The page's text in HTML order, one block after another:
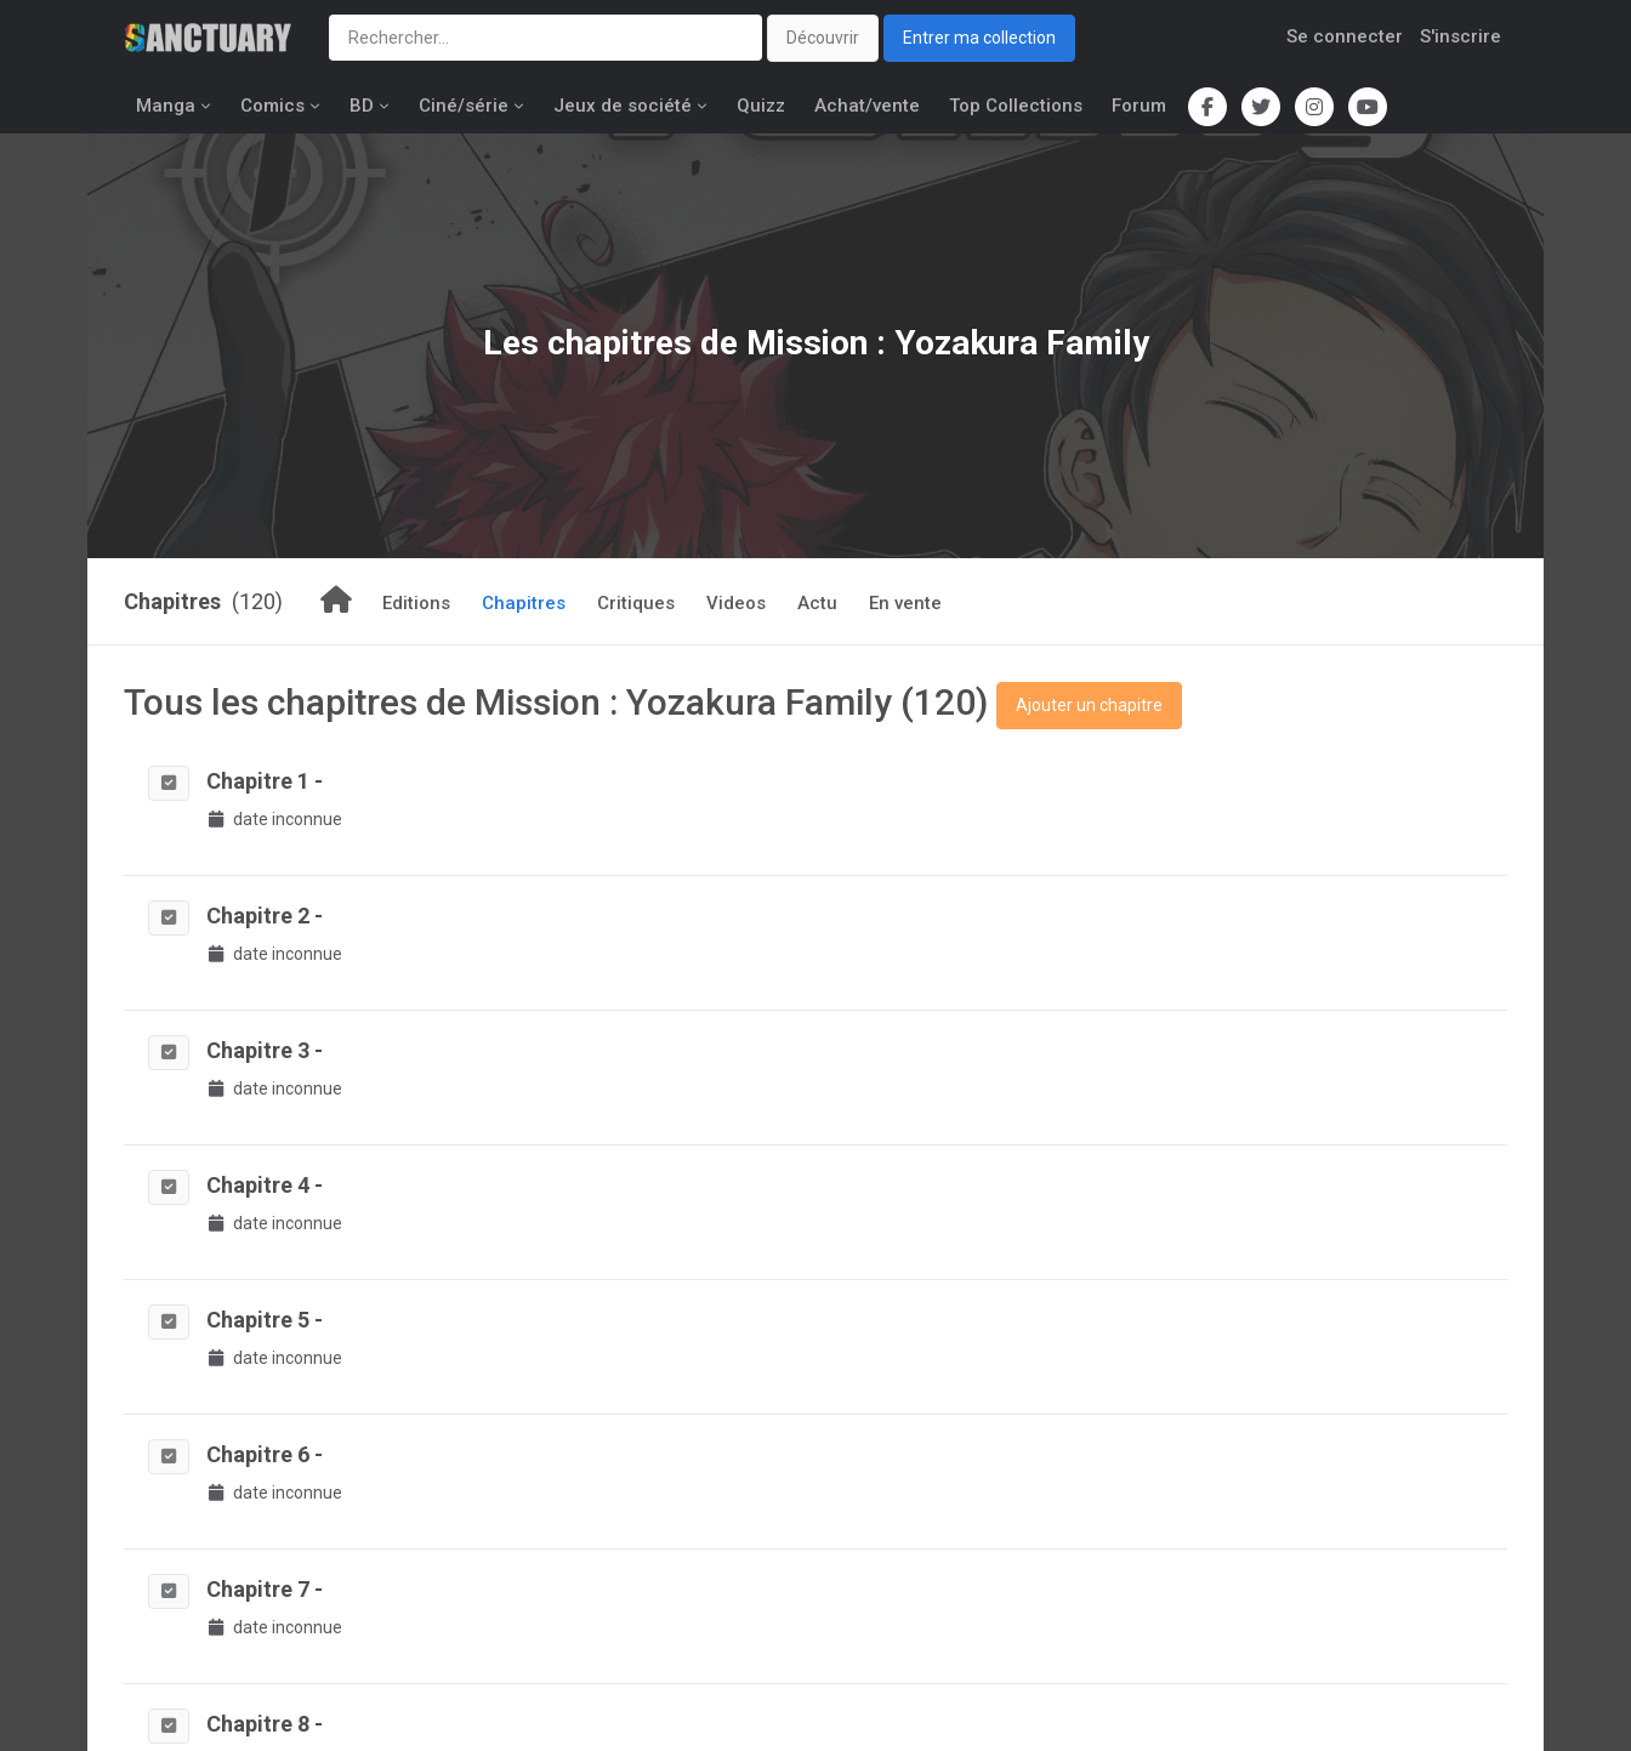
Découvrir Entrer ma collection Se connecter S'inscrire
Manga Comics BD Ciné/série Jeux de société Quizz Achat/vente Top Collections Forum
Les chapitres de Mission : Yozakura Family
Chapitres (120) Editions Chapitres Critiques Videos Actu En vente
Tous les chapitres de Mission : Yozakura Family (120) Ajouter un chapitre
Chapitre 1 -
date inconnue
Chapitre 2 -
date inconnue
Chapitre 3 -
date inconnue
Chapitre 4 -
date inconnue
Chapitre 5 -
date inconnue
Chapitre 6 -
date inconnue
Chapitre 7 -
date inconnue
Chapitre 8 -